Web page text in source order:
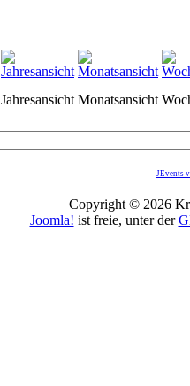
Jahresansicht Monatsansicht
JEvents
Copyright © 2026
Joomla! ist freie, unter der